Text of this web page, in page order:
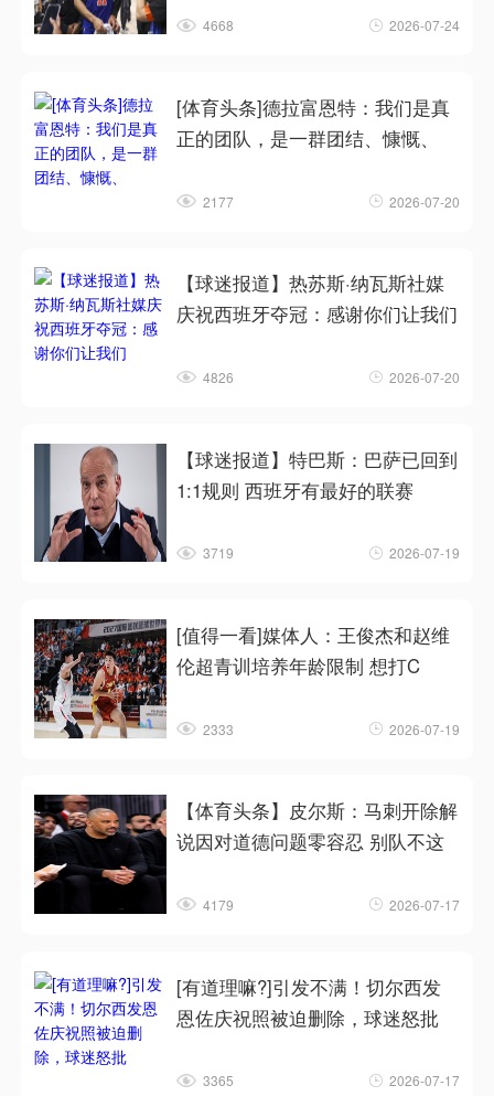
4668 2026-07-24
[体育头条]德拉富恩特：我们是真
正的团队，是一群团结、慷慨、
2177 2026-07-20
【球迷报道】热苏斯·纳瓦斯社媒
庆祝西班牙夺冠：感谢你们让我们
4826 2026-07-20
【球迷报道】特巴斯：巴萨已回到
1:1规则 西班牙有最好的联赛
3719 2026-07-19
[值得一看]媒体人：王俊杰和赵维
伦超青训培养年龄限制 想打C
2333 2026-07-19
【体育头条】皮尔斯：马刺开除解
说因对道德问题零容忍 别队不这
4179 2026-07-17
[有道理嘛?]引发不满！切尔西发
恩佐庆祝照被迫删除，球迷怒批
3365 2026-07-17